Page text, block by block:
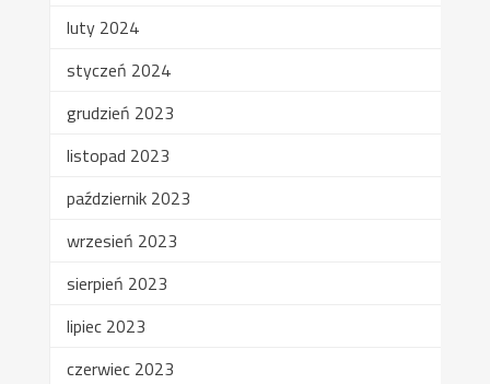
luty 2024
styczeń 2024
grudzień 2023
listopad 2023
październik 2023
wrzesień 2023
sierpień 2023
lipiec 2023
czerwiec 2023